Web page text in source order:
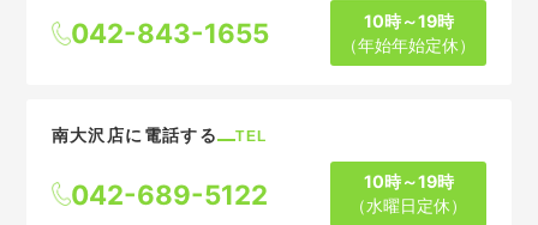
042-843-1655
10時～19時
（年始年始定休）
南大沢店に電話する TEL
042-689-5122
10時～19時
（水曜日定休）